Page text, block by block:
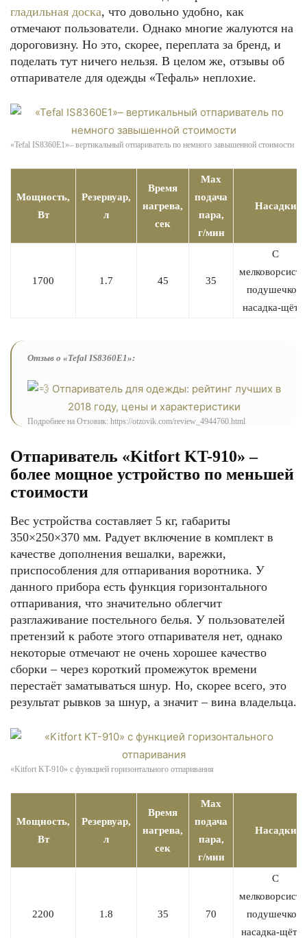
гладильная доска, что довольно удобно, как
отмечают пользователи. Однако многие жалуются на
дороговизну. Но это, скорее, переплата за бренд, и
поделать тут ничего нельзя. В целом же, отзывы об
отпаривателе для одежды «Тефаль» неплохие.
«Tefal IS8360E1»– вертикальный отпариватель по немного завышенной стоимости
Мощность,
Вт
Резервуар,
л
Время
нагрева,
сек
Max
подача
пара,
г/мин
Насадки
1700 1.7 45 35
С
подушечкой,
насадка-
Отзыв о «Tefal IS8360E1»:
Подробнее на Отзовик: https://otzovik.com/review_4944760.html
Отпариватель «Kitfort KT-910» –
более мощное устройство по меньшей
стоимости
Вес устройства составляет 5 кг, габариты
350×250×370 мм. Радует включение в комплект в
качестве дополнения вешалки, варежки,
приспособления для отпаривания воротника. У
данного прибора есть функция горизонтального
отпаривания, что значительно облегчит
разглаживание постельного белья. У пользователей
претензий к работе этого отпаривателя нет, однако
некоторые отмечают не очень хорошее качество
сборки – через короткий промежуток времени
перестаёт заматываться шнур. Но, скорее всего, это
результат рывков за шнур, а значит – вина владельца.
«Kitfort KT-910» с функцией горизонтального отпаривания
Мощность,
Вт
Резервуар,
л
Время
нагрева,
сек
Max
подача
пара,
г/мин
Насадки
2200 1.8 35 70
С
подушечкой,
насадка-